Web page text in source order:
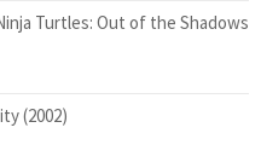
Turtles: Out of the Shadows
(2002)